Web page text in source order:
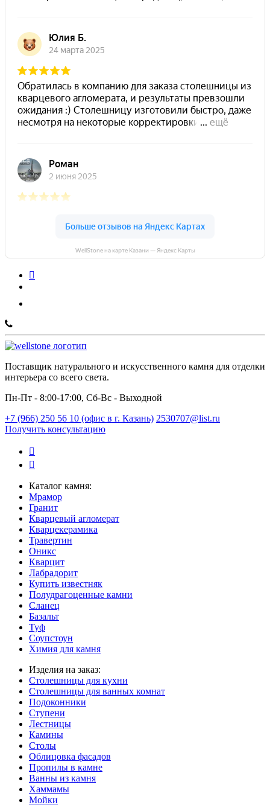
WellStone на карте Казани — Яндекс Карты
Поставщик натурального и искусственного камня для отделки
интерьера со всего света.
Пн-Пт - 8:00-17:00, Сб-Вс - Выходной
+7 (966) 250 56 10 (офис в г. Казань) 2530707@list.ru
Получить консультацию
Каталог камня:
Мрамор
Гранит
Кварцевый агломерат
Кварцекерамика
Травертин
Оникс
Кварцит
Лабрадорит
Купить известняк
Полудрагоценные камни
Сланец
Базальт
Туф
Соупстоун
Химия для камня
Изделия на заказ:
Столешницы для кухни
Столешницы для ванных комнат
Подоконники
Ступени
Лестницы
Камины
Столы
Облицовка фасадов
Пропилы в камне
Ванны из камня
Хаммамы
Мойки